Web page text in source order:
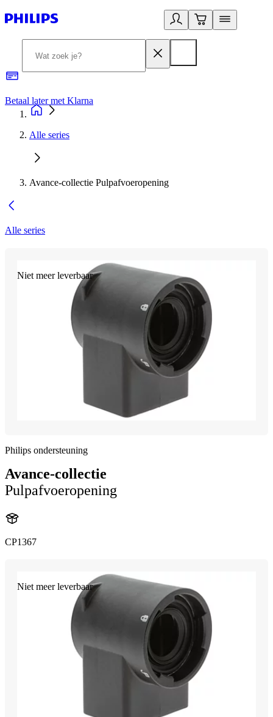
Betaal later met Klarna
Alle series
Avance-collectie Pulpafvoeropening
Alle series
Niet meer leverbaar
Philips ondersteuning
Avance-collectie
Pulpafvoeropening
CP1367
Niet meer leverbaar